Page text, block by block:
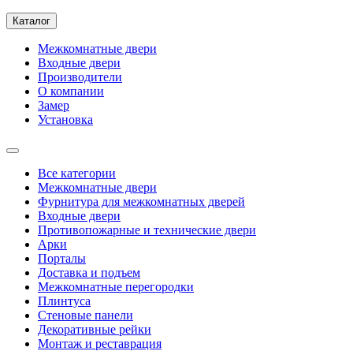
Каталог
Межкомнатные двери
Входные двери
Производители
О компании
Замер
Установка
Все категории
Межкомнатные двери
Фурнитура для межкомнатных дверей
Входные двери
Противопожарные и технические двери
Арки
Порталы
Доставка и подъем
Межкомнатные перегородки
Плинтуса
Стеновые панели
Декоративные рейки
Монтаж и реставрация